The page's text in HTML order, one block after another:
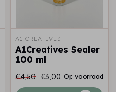
A1 CREATIVES
A1Creatives Sealer
100 ml
€4,50 €3,00 Op voorraad